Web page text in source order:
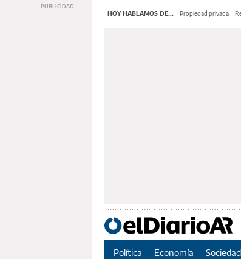
HOY HABLAMOS DE... Propiedad privada
Política Economía Sociedad